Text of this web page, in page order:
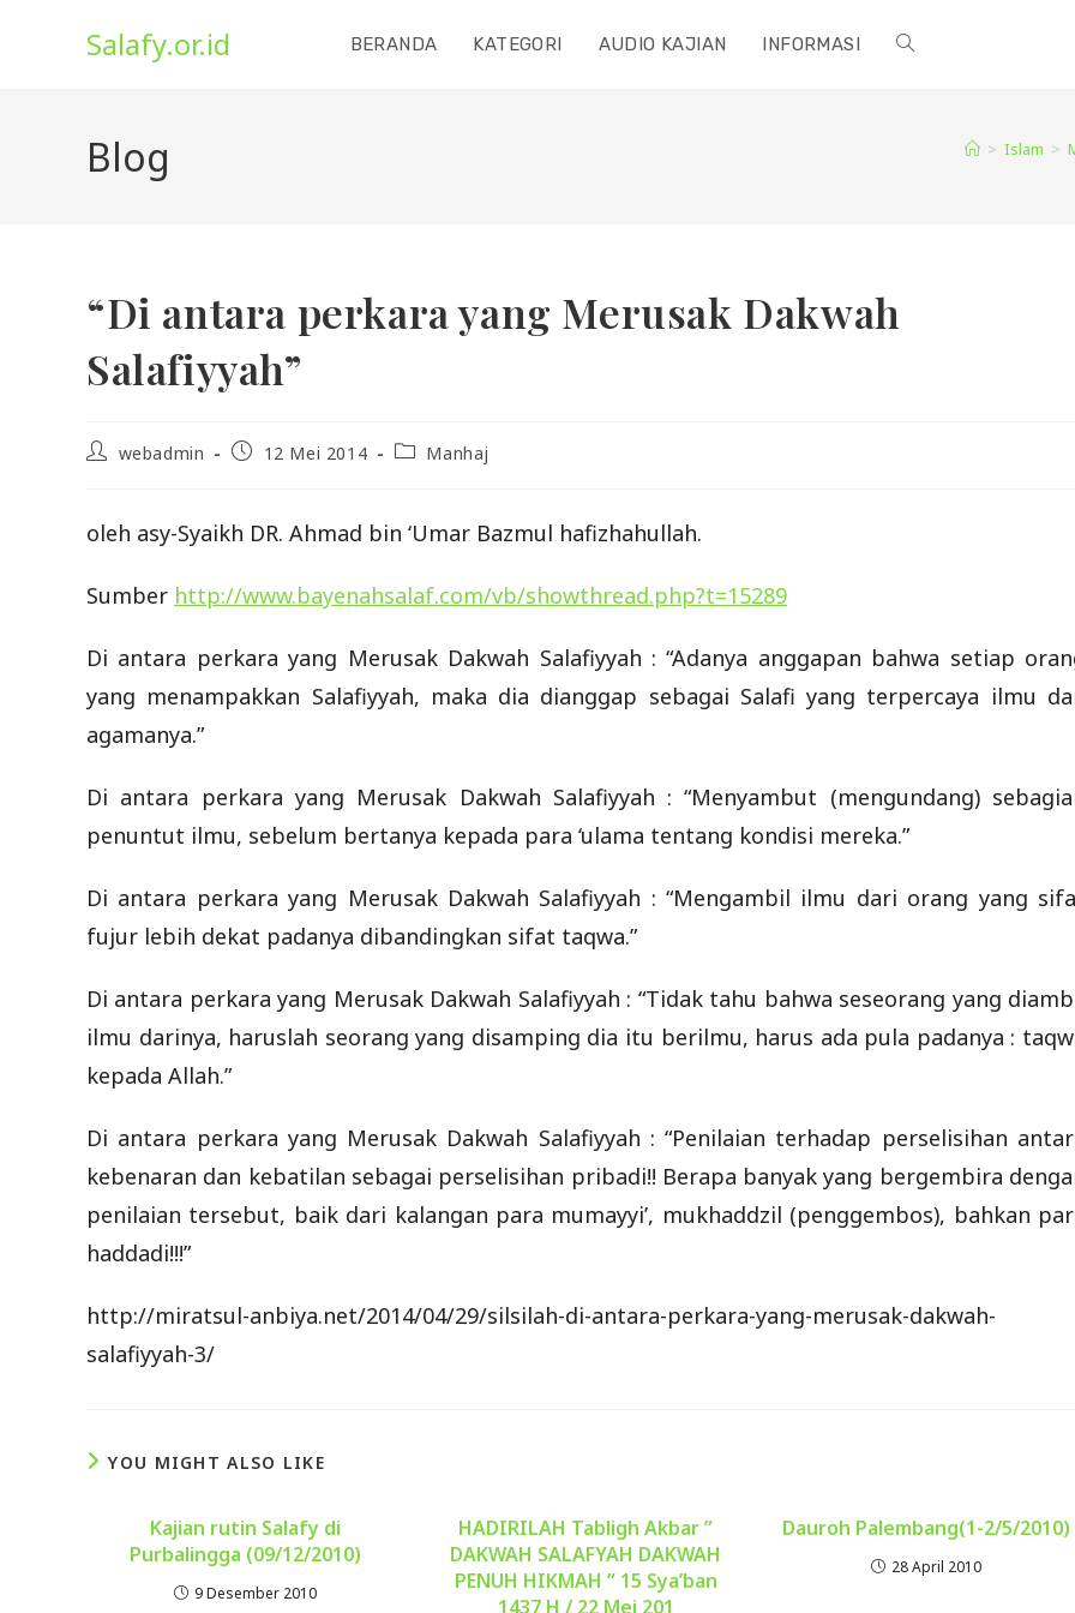
Salafy.or.id BERANDA KATEGORI AUDIO KAJIAN INFORMASI TOGGLE
Blog > Islam >
“Di antara perkara yang Merusak Dakwah
Salafiyyah”
Postwebadmin
Post12 Mei 2014
PostManhaj
oleh asy-Syaikh DR. Ahmad bin ‘Umar Bazmul hafizhahullah.
Sumber http://www.bayenahsalaf.com/vb/showthread.php?t=15289
Di antara perkara yang Merusak Dakwah Salafiyyah : “Adanya anggapan bahwa setiap
yang menampakkan Salafiyyah, maka dia dianggap sebagai Salafi yang terpercaya ilmu
agamanya.”
Di antara perkara yang Merusak Dakwah Salafiyyah : “Menyambut (mengundang)
penuntut ilmu, sebelum bertanya kepada para ‘ulama tentang kondisi mereka.”
Di antara perkara yang Merusak Dakwah Salafiyyah : “Mengambil ilmu dari orang yang
fujur lebih dekat padanya dibandingkan sifat taqwa.”
Di antara perkara yang Merusak Dakwah Salafiyyah : “Tidak tahu bahwa seseorang yang
ilmu darinya, haruslah seorang yang disamping dia itu berilmu, harus ada pula padanya :
kepada Allah.”
Di antara perkara yang Merusak Dakwah Salafiyyah : “Penilaian terhadap perselisihan
kebenaran dan kebatilan sebagai perselisihan pribadi!! Berapa banyak yang bergembira
penilaian tersebut, baik dari kalangan para mumayyi’, mukhaddzil (penggembos), bahkan
haddadi!!!”
http://miratsul-anbiya.net/2014/04/29/silsilah-di-antara-perkara-yang-merusak-dakwah-
salafiyyah-3/
YOU MIGHT ALSO LIKE
Kajian rutin Salafy di
Purbalingga (09/12/2010)
9 Desember 2010
HADIRILAH Tabligh Akbar ”
DAKWAH SALAFYAH DAKWAH
PENUH HIKMAH ” 15 Sya’ban
1437 H / 22 Mei 201
Dauroh Palembang(1-2/5/2010)
28 April 2010